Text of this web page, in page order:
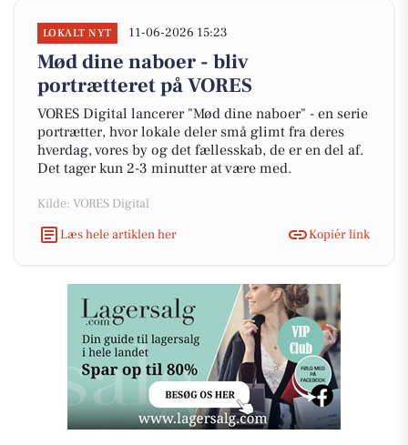
LOKALT NYT 11-06-2026 15:23
Mød dine naboer - bliv
portrætteret på VORES
VORES Digital lancerer "Mød dine naboer" - en serie
portrætter, hvor lokale deler små glimt fra deres
hverdag, vores by og det fællesskab, de er en del af.
Det tager kun 2-3 minutter at være med.
Kilde: VORES Digital
Læs hele artiklen her
Kopiér link